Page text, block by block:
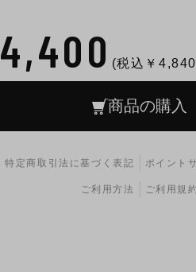
4,400 (税込￥
商品の購入
特定商取引法に基づく表記 ポイント
ご利用方法 ご利用規約